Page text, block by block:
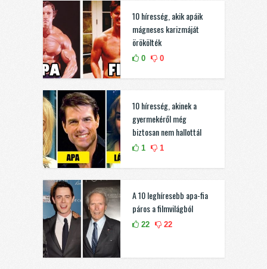
10 híresség, akik apáik
mágneses karizmáját
örökölték
0 0
10 híresség, akinek a
gyermekéről még
biztosan nem hallottál
1 1
A 10 leghíresebb apa-fia
páros a filmvilágból
22 22